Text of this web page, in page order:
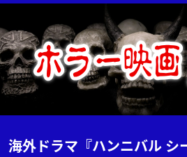
海外ドラマ『ハンニバル シ